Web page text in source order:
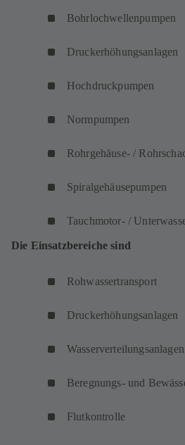
Bohrlochwellenpumpen
Druckerhöhungsanlagen
Hochdruckpumpen
Normpumpen
Rohrgehäuse- /
Spiralgehäusepumpen
Tauchmotor- /
Die Einsatzbereiche sind
Rohwassertransport
Druckerhöhungsanlagen
Wasserverteilungsanlagen
Beregnungs- und
Flutkontrolle